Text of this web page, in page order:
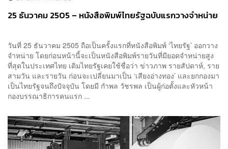
25 ธันวาคม 2505 – หนังสือพิมพ์ไทยรัฐฉบับแรกวางจำหน่าย
วันที่ 25 ธันวาคม 2505 ถือเป็นครั้งแรกที่หนังสือพิมพ์ ‘ไทยรัฐ’ ออกวาง
จำหน่าย โดยก่อนหน้านี้จะเป็นหนังสือพิมพ์รายวันที่มียอดจำหน่ายสูง
ที่สุดในประเทศไทย เดิมไทยรัฐเคยใช้ชื่อว่า ข่าวภาพ รายสัปดาห์, ราย
สามวัน และรายวัน ก่อนจะเปลี่ยนมาเป็น ‘เสียงอ่างทอง’ และยกกองมา
เป็นไทยรัฐจนถึงปัจจุบัน โดยมี กำพล วัชรพล เป็นผู้ก่อตั้งและหัวหน้า
กองบรรณาธิการคนแรก ...